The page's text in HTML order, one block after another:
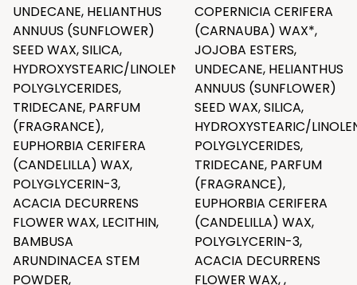
UNDECANE, HELIANTHUS
ANNUUS (SUNFLOWER)
SEED WAX, SILICA,
HYDROXYSTEARIC/LINOLENIC/OLEIC
POLYGLYCERIDES,
TRIDECANE, PARFUM
(FRAGRANCE),
EUPHORBIA CERIFERA
(CANDELILLA) WAX,
POLYGLYCERIN-3,
ACACIA DECURRENS
FLOWER WAX, LECITHIN,
BAMBUSA
ARUNDINACEA STEM
POWDER,
COPERNICIA CERIFERA
(CARNAUBA) WAX*,
JOJOBA ESTERS,
UNDECANE, HELIANTHUS
ANNUUS (SUNFLOWER)
SEED WAX, SILICA,
HYDROXYSTEARIC/
POLYGLYCERIDES,
TRIDECANE, PARFUM
(FRAGRANCE),
EUPHORBIA CERIFERA
(CANDELILLA) WAX,
POLYGLYCERIN-3,
ACACIA DECURRENS
FLOWER WAX, ,